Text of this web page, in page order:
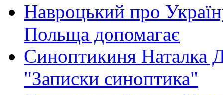
Навроцький про
Польща допомагає
Синоптикиня Наталка
"Записки синоптика"